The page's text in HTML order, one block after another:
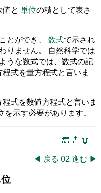
と 単位の積として表さ
とができ、 数式で示され
りません。 自然科学では
うな数式では、数式の記
式を量方程式と言いま
式を数値方程式と言いま
示す必要があります。
🔚 🔝 📖
◀ 戻る 02進む ▶